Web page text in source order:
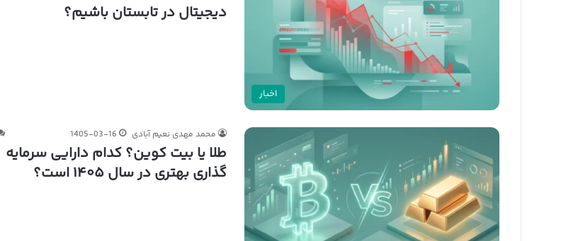
اخبار
دیجیتال در تابستان باشیم؟
محمد مهدی نعیم آبادی 1405-03-16
طلا یا بیت کوین؟ کدام دارایی سرمایه
گذاری بهتری در سال ۱۴۰۵ است؟